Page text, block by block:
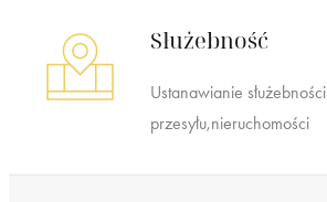
Służebność
Ustanawianie służebności
przesyłu,nieruchomości